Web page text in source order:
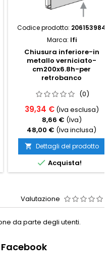
Codice prodotto: 206153984
Marca: Ifi
Chiusura inferiore-in
metallo verniciato-
cm200x6.8h-per
retrobanco
(0)
39,34 € (Iva esclusa)
8,66 € (Iva)
48,00 € (Iva inclusa)
 Dettagli del prodotto
 Acquista!
Valutazione
da parte degli utenti.